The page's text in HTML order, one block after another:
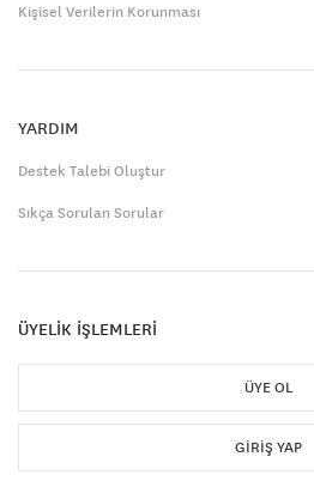
Kişisel Verilerin Korunması
YARDIM
Destek Talebi Oluştur
Sıkça Sorulan Sorular
ÜYELİK İŞLEMLERİ
ÜYE OL
GIRIŞ YAP